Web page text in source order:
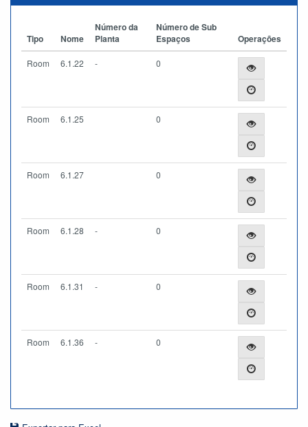
Tipo Nome
Número da
Planta
Número de Sub
Espaços
Operações
Room 6.1.22 - 0
Room 6.1.25 0
Room 6.1.27 0
Room 6.1.28 - 0
Room 6.1.31 - 0
Room 6.1.36 - 0